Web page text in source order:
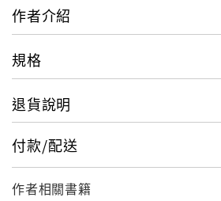
作者介紹
規格
退貨說明
付款/配送
作者相關書籍